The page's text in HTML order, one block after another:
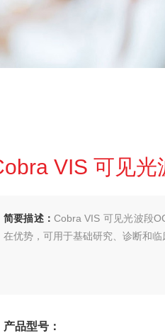
VIS 可见光
简要描述：Cobra VIS 可见光波段
在优势，可用于基础研究、诊断和临
产品型号：